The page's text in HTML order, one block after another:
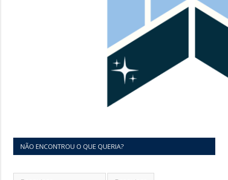
NÃO ENCONTROU O QUE QUERIA?